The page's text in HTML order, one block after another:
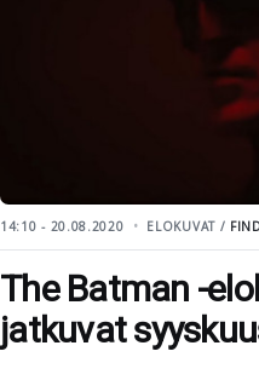
14:10 - 20.08.2020 ELOKUVAT /
The Batman -
jatkuvat